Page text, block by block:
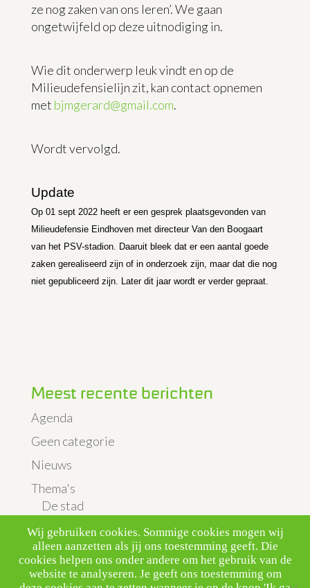
ze nog zaken van ons leren’. We gaan
ongetwijfeld op deze uitnodiging in.
Wie dit onderwerp leuk vindt en op de
Milieudefensielijn zit, kan contact opnemen
met bjmgerard@gmail.com.
Wordt vervolgd.
Update
Op 01 sept 2022 heeft er een gesprek plaatsgevonden van
Milieudefensie Eindhoven met directeur Van den Boogaart
van het PSV-stadion. Daaruit bleek dat er een aantal goede
zaken gerealiseerd zijn of in onderzoek zijn, maar dat die nog
niet gepubliceerd zijn. Later dit jaar wordt er verder gepraat.
Meest recente berichten
Agenda
Geen categorie
Nieuws
Thema's
De stad
Landbouw & Veeteelt
Luchtkwaliteit & verkeer
Vliegveld
Wij gebruiken cookies. Sommige cookies mogen wij
alleen aanzetten als jij ons toestemming geeft. Die
cookies helpen ons onder andere om het gebruik van de
website te analyseren. Je geeft ons toestemming om